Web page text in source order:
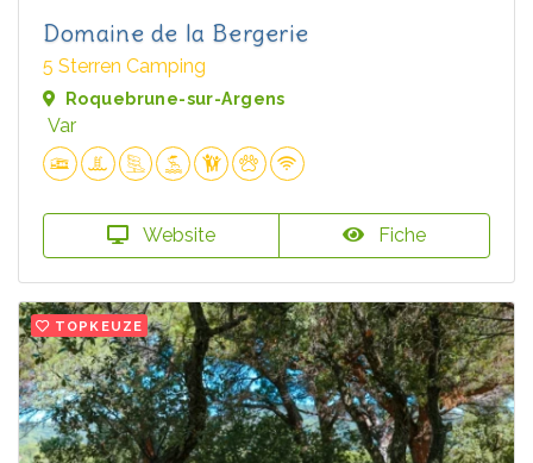
Domaine de la Bergerie
5 Sterren Camping
Roquebrune-sur-Argens
Var
Website Fiche
TOPKEUZE